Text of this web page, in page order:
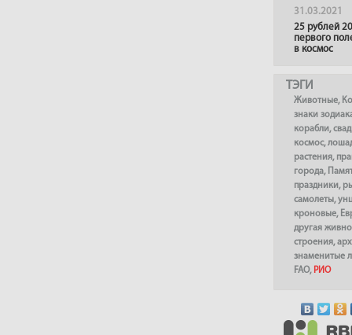
31.03.2021
25 рублей
первого
в космос
ТЭГИ
Животные,
знаки
корабли,
космос,
растения,
города,
праздники,
самолеты,
кроновые,
другая
строения,
знаменитые
FAO, РИО